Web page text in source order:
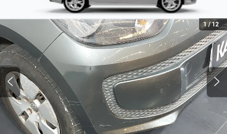
1/12